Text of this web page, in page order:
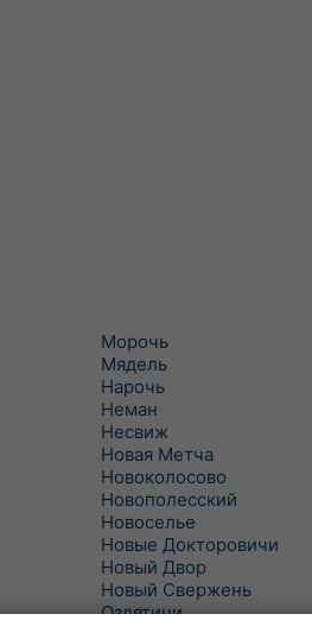
Морочь
Мядель
Нарочь
Неман
Несвиж
Новая Метча
Новоколосово
Новополесский
Новоселье
Новые Докторовичи
Новый Двор
Новый Свержень
Оздятичи